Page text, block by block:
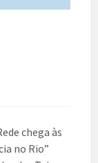
chega às
no Rio”